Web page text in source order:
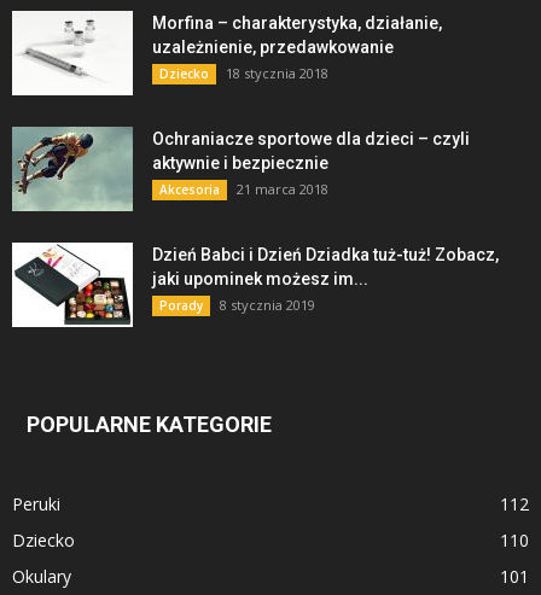
Morfina – charakterystyka, działanie,
uzależnienie, przedawkowanie
Dziecko 18 stycznia 2018
Ochraniacze sportowe dla dzieci – czyli
aktywnie i bezpiecznie
Akcesoria 21 marca 2018
Dzień Babci i Dzień Dziadka tuż-tuż! Zobacz,
jaki upominek możesz im...
Porady 8 stycznia 2019
POPULARNE KATEGORIE
Peruki
112
Dziecko
110
Okulary
101